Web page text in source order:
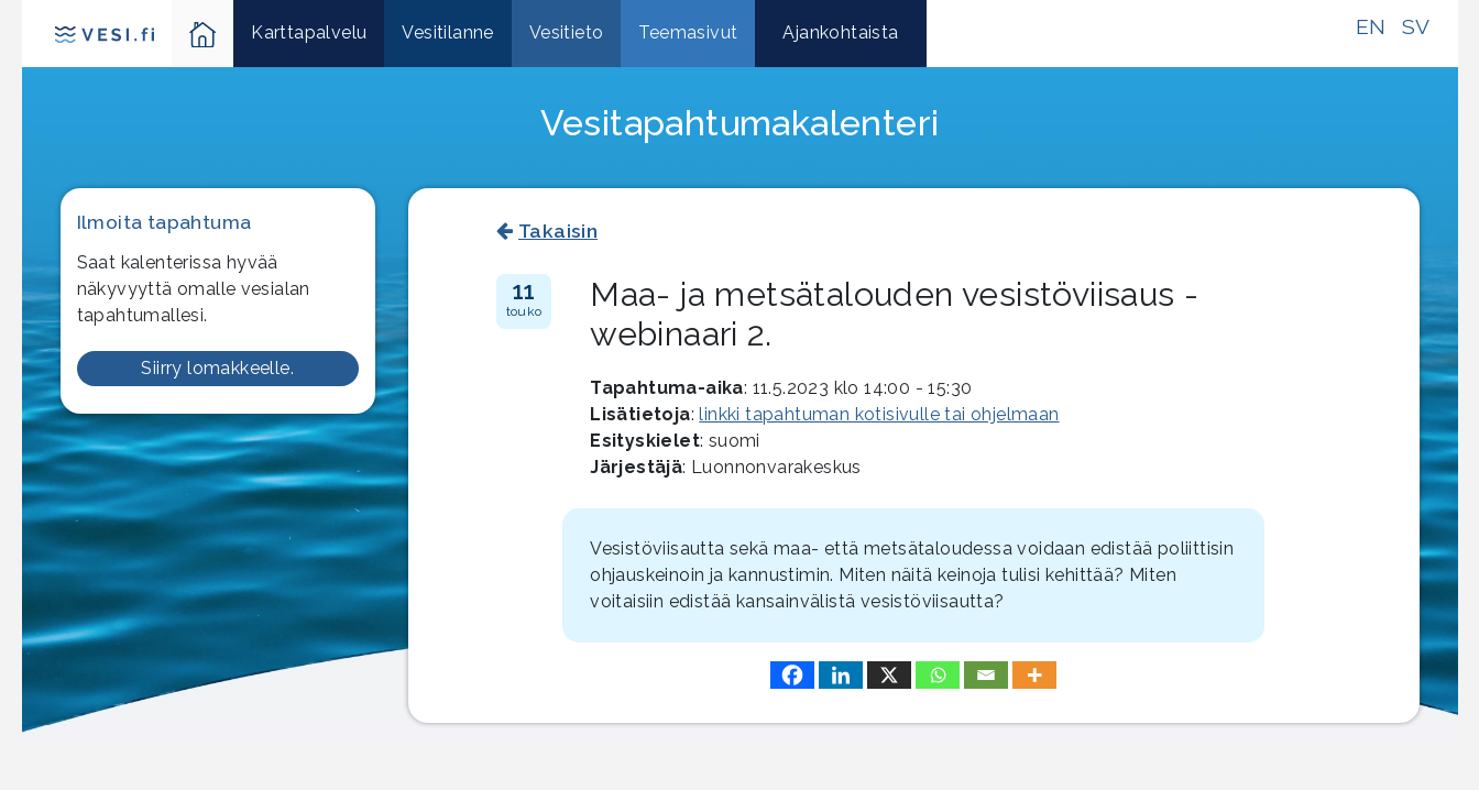
SV
EN
Karttapalvelu Vesitilanne Vesitieto Teemasivut Ajankohtaista
Vesitapahtuma­kalenteri
Ilmoita tapahtuma
Saat kalenterissa hyvää
näkyvyyttä omalle vesialan
tapahtumallesi.
Siirry lomakkeelle.
Takaisin
Maa- ja metsätalouden vesistöviisaus -
webinaari 2.
11
touko
Tapahtuma-aika: 11.5.2023 klo 14:00 - 15:30
Lisätietoja:linkki tapahtuman kotisivulle tai ohjelmaan
Esityskielet: suomi
Järjestäjä: Luonnonvarakeskus
Vesistöviisautta sekä maa- että metsätaloudessa voidaan edistää poliittisin
ohjauskeinoin ja kannustimin. Miten näitä keinoja tulisi kehittää? Miten
voitaisiin edistää kansainvälistä vesistöviisautta?